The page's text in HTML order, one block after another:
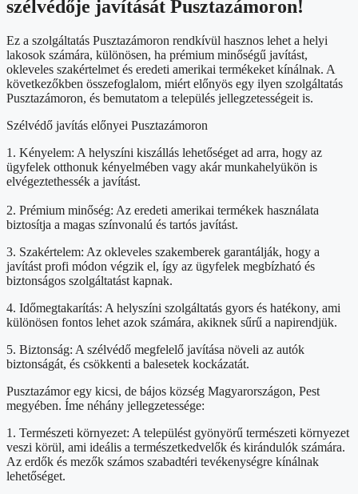
szélvédője javítását Pusztazámoron!
Ez a szolgáltatás Pusztazámoron rendkívül hasznos lehet a helyi
lakosok számára, különösen, ha prémium minőségű javítást,
okleveles szakértelmet és eredeti amerikai termékeket kínálnak. A
következőkben összefoglalom, miért előnyös egy ilyen szolgáltatás
Pusztazámoron, és bemutatom a település jellegzetességeit is.
Szélvédő javítás előnyei Pusztazámoron
1. Kényelem: A helyszíni kiszállás lehetőséget ad arra, hogy az
ügyfelek otthonuk kényelmében vagy akár munkahelyükön is
elvégeztethessék a javítást.
2. Prémium minőség: Az eredeti amerikai termékek használata
biztosítja a magas színvonalú és tartós javítást.
3. Szakértelem: Az okleveles szakemberek garantálják, hogy a
javítást profi módon végzik el, így az ügyfelek megbízható és
biztonságos szolgáltatást kapnak.
4. Időmegtakarítás: A helyszíni szolgáltatás gyors és hatékony, ami
különösen fontos lehet azok számára, akiknek sűrű a napirendjük.
5. Biztonság: A szélvédő megfelelő javítása növeli az autók
biztonságát, és csökkenti a balesetek kockázatát.
Pusztazámor egy kicsi, de bájos község Magyarországon, Pest
megyében. Íme néhány jellegzetessége:
1. Természeti környezet: A települést gyönyörű természeti környezet
veszi körül, ami ideális a természetkedvelők és kirándulók számára.
Az erdők és mezők számos szabadtéri tevékenységre kínálnak
lehetőséget.